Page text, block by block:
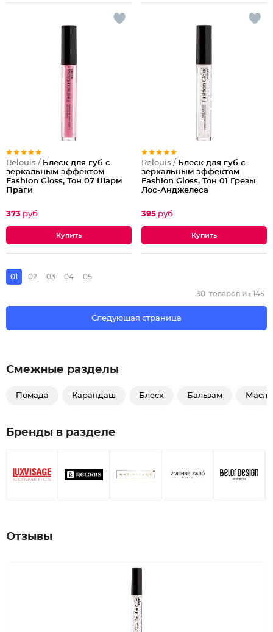
Relouis / Блеск для губ с
зеркальным эффектом
Fashion Gloss, Тон 07 Шарм
Праги
373 руб
Relouis / Блеск для губ с
зеркальным эффектом
Fashion Gloss, Тон 01 Грезы
Лос-Анджелеса
395 руб
01 02 03 04 05
Следующая страница
30 товаров из 145
Смежные разделы
Помада Карандаш Блеск Бальзам Масло
Бренды в разделе
Отзывы